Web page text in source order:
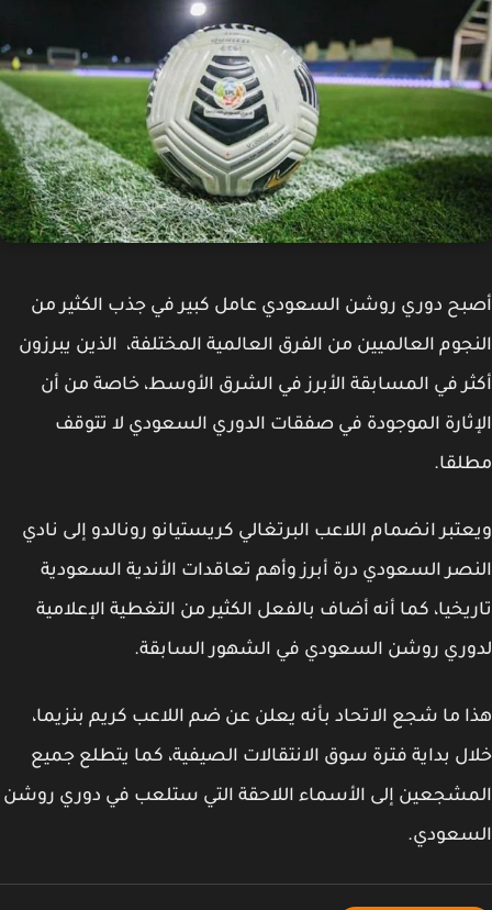
دوري روشن السعودي عامل كبير في جذب الكثير من
العالميين من الفرق العالمية المختلفة، الذين يبرزون
في المسابقة الأبرز في الشرق الأوسط، خاصة من أن
الموجودة في صفقات الدوري السعودي لا تتوقف
انضمام اللاعب البرتغالي كريستيانو رونالدو إلى نادي
السعودي درة أبرز وأهم تعاقدات الأندية السعودية
كما أنه أضاف بالفعل الكثير من التغطية الإعلامية
روشن السعودي في الشهور السابقة.
ما شجع الاتحاد بأنه يعلن عن ضم اللاعب كريم بنزيما،
بداية فترة سوق الانتقالات الصيفية، كما يتطلع جميع
إلى الأسماء اللاحقة التي ستلعب في دوري روشن